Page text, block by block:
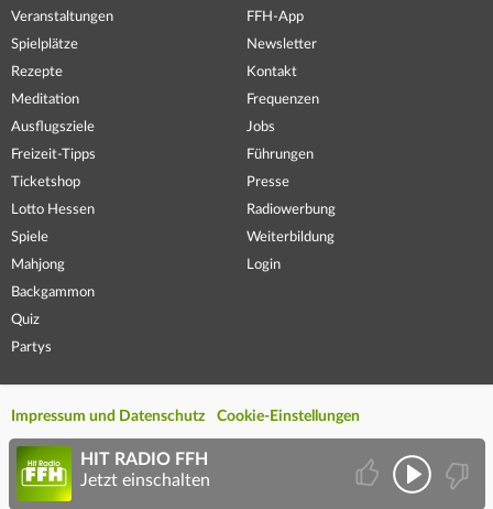
Veranstaltungen
Spielplätze
Rezepte
Meditation
Ausflugsziele
Freizeit-Tipps
Ticketshop
Lotto Hessen
Spiele
Mahjong
Backgammon
Quiz
Partys
FFH-App
Newsletter
Kontakt
Frequenzen
Jobs
Führungen
Presse
Radiowerbung
Weiterbildung
Login
Impressum und Datenschutz Cookie-Einstellungen
HIT RADIO FFH
Jetzt einschalten